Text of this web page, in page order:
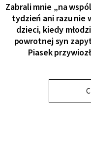
Zabrali mnie „na
tydzień ani razu nie
dzieci, kiedy
powrotnej syn
Piasek